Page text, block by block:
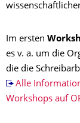
Im ersten
es v. a. um die
die die
Alle
Workshops auf